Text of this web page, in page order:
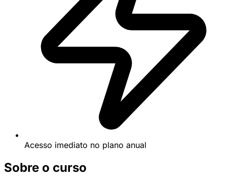
Acesso imediato no plano anual
Sobre o curso